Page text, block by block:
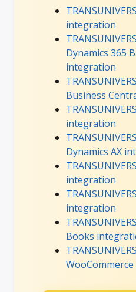
integration
Dynamics 365
integration
Business
integration
Dynamics AX
integration
integration
Books